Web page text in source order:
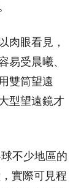
肉眼看見，
易受晨曦、
雙筒望遠
型望遠鏡才
不少地區的
實際可見程